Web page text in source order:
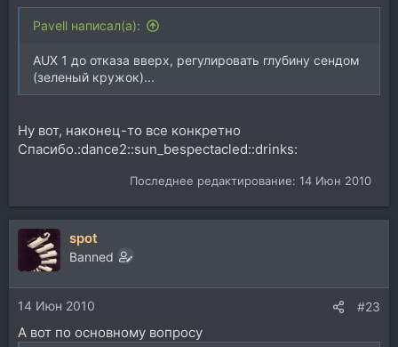
Pavell написал(а):
AUX 1 до отказа вверх, регулировать глубину сендом
(зеленый кружок)...
Ну вот, наконец-то все конкретно
Спасибо.:dance2::sun_bespectacled::drinks:
Последнее редактирование: 14 Июн 2010
spot
Banned
14 Июн 2010 #23
А вот по основному вопросу